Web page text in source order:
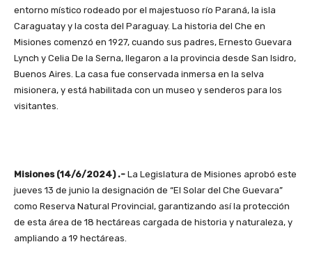
entorno místico rodeado por el majestuoso río Paraná, la isla
Caraguatay y la costa del Paraguay. La historia del Che en
Misiones comenzó en 1927, cuando sus padres, Ernesto Guevara
Lynch y Celia De la Serna, llegaron a la provincia desde San Isidro,
Buenos Aires. La casa fue conservada inmersa en la selva
misionera, y está habilitada con un museo y senderos para los
visitantes.
Misiones (14/6/2024) .- La Legislatura de Misiones aprobó este
jueves 13 de junio la designación de “El Solar del Che Guevara”
como Reserva Natural Provincial, garantizando así la protección
de esta área de 18 hectáreas cargada de historia y naturaleza, y
ampliando a 19 hectáreas.